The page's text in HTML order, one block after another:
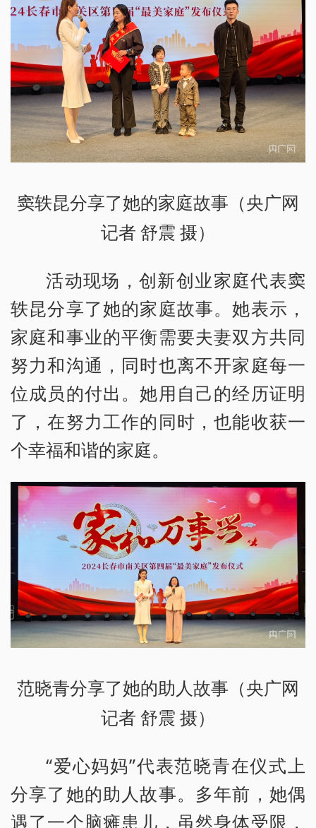
窦轶昆分享了她的家庭故事（央广网
记者 舒震 摄）
活动现场，创新创业家庭代表窦
轶昆分享了她的家庭故事。她表示，
家庭和事业的平衡需要夫妻双方共同
努力和沟通，同时也离不开家庭每一
位成员的付出。她用自己的经历证明
了，在努力工作的同时，也能收获一
个幸福和谐的家庭。
范晓青分享了她的助人故事（央广网
记者 舒震 摄）
“爱心妈妈”代表范晓青在仪式上
分享了她的助人故事。多年前，她偶
遇了一个脑瘫患儿，虽然身体受限，